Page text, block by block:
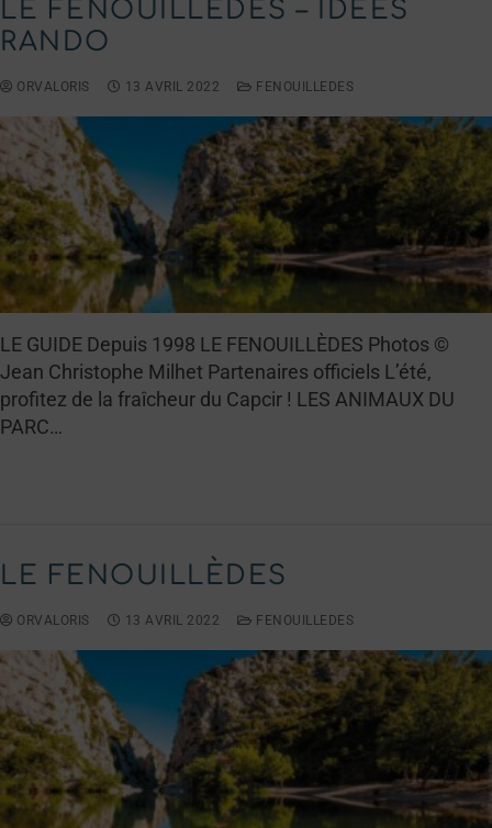
LE FENOUILLÈDES – IDÉES
RANDO
ORVALORIS 13 AVRIL 2022 FENOUILLEDES
LE GUIDE Depuis 1998 LE FENOUILLÈDES Photos ©
Jean Christophe Milhet Partenaires officiels L’été,
profitez de la fraîcheur du Capcir ! LES ANIMAUX DU
PARC…
LE FENOUILLÈDES
ORVALORIS 13 AVRIL 2022 FENOUILLEDES